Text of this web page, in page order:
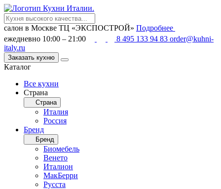
салон в Москве ТЦ «ЭКСПОСТРОЙ» Подробнее
ежедневно 10:00 – 21:00
8 495 133 94 83 order@kuhni-
italy.ru
Заказать кухню
Каталог
Все кухни
Страна
Страна
Италия
Россия
Бренд
Бренд
Биомебель
Венето
Италион
МакБерри
Русста